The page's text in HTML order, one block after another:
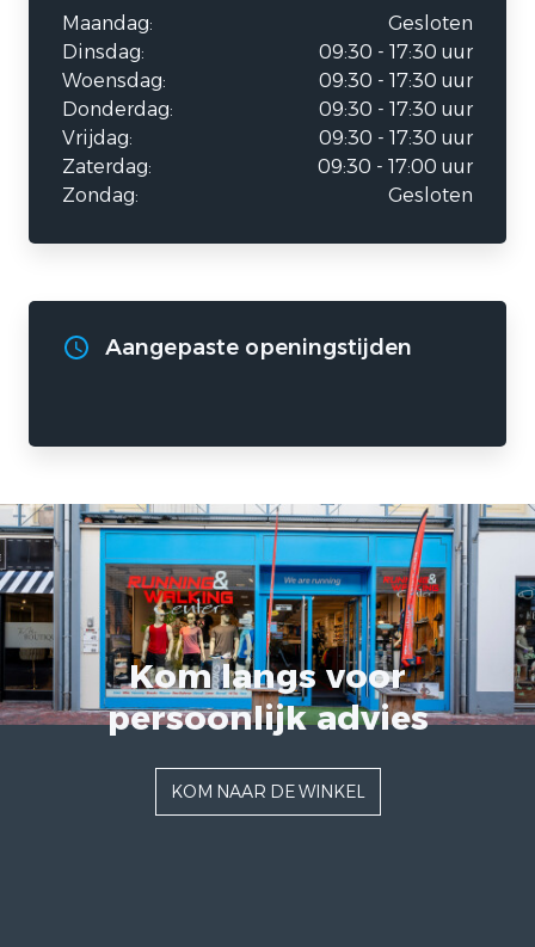
Maandag:
Gesloten
Dinsdag:
09:30 - 17:30 uur
Woensdag:
09:30 - 17:30 uur
Donderdag:
09:30 - 17:30 uur
Vrijdag:
09:30 - 17:30 uur
Zaterdag:
09:30 - 17:00 uur
Zondag:
Gesloten
Aangepaste openingstijden
Kom langs voor
persoonlijk advies
KOM NAAR DE WINKEL